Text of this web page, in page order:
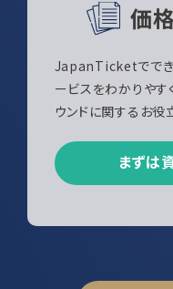
価
JapanTicketででき
ービスをわかりやす
ウンドに関するお役
まずは